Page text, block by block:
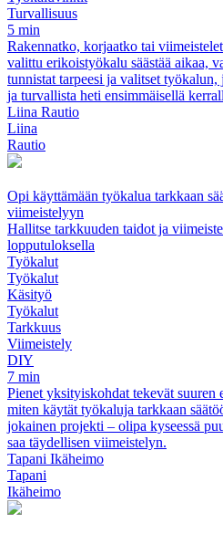
Turvallisuus
5 min
Rakennatko, korjaatko tai
valittu erikoistyökalu säästää aikaa,
tunnistat tarpeesi ja valitset työkalun,
ja turvallista heti ensimmäisellä
Liina Rautio
Liina
Rautio
Opi käyttämään työkalua tarkkaan
viimeistelyyn
Hallitse tarkkuuden taidot ja
lopputuloksella
Työkalut
Työkalut
Käsityö
Työkalut
Tarkkuus
Viimeistely
DIY
7 min
Pienet yksityiskohdat tekevät suuren
miten käytät työkaluja tarkkaan
jokainen projekti – olipa kyseessä
saa täydellisen viimeistelyn.
Tapani Ikäheimo
Tapani
Ikäheimo